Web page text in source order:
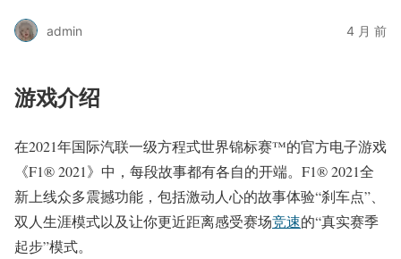
admin 4 月 前
游戏介绍
在2021年国际汽联一级方程式世界锦标赛™的官方电子游戏
《F1® 2021》中，每段故事都有各自的开端。F1® 2021全
新上线众多震撼功能，包括激动人心的故事体验“刹车点”、
双人生涯模式以及让你更近距离感受赛场竞速的“真实赛季
起步”模式。